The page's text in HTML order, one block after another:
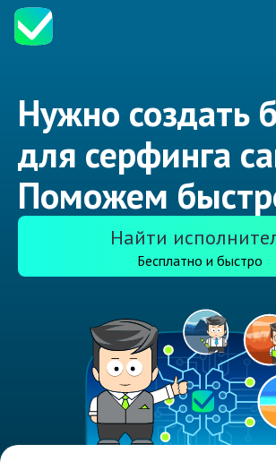
Нужно создать
для серфинга
Поможем
Найти
Бесплатно и быстро